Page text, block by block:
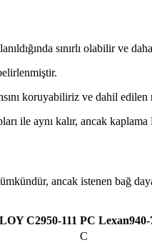
sınırlı olabilir ve
koruyabiliriz ve dahil
ile aynı kalır, ancak
ancak istenen bağ
C2950-111 PC Lexan940-
C